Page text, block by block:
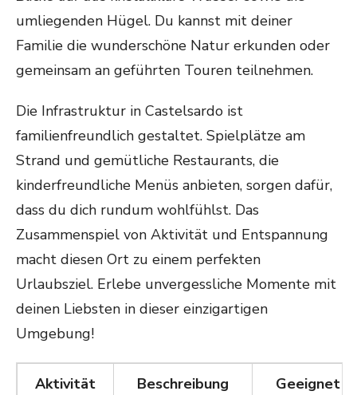
umliegenden Hügel. Du kannst mit deiner
Familie die wunderschöne Natur erkunden oder
gemeinsam an geführten Touren teilnehmen.
Die Infrastruktur in Castelsardo ist
familienfreundlich gestaltet. Spielplätze am
Strand und gemütliche Restaurants, die
kinderfreundliche Menüs anbieten, sorgen dafür,
dass du dich rundum wohlfühlst. Das
Zusammenspiel von Aktivität und Entspannung
macht diesen Ort zu einem perfekten
Urlaubsziel. Erlebe unvergessliche Momente mit
deinen Liebsten in dieser einzigartigen
Umgebung!
Aktivität Beschreibung Geeignet